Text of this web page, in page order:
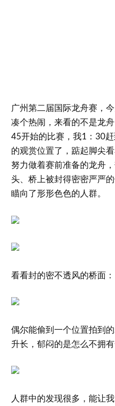
广州第二届国际龙舟赛，
凑个热闹，来看的不是龙
45开始的比赛，我1：30
的观赏位置了，踮起脚尖
努力做着赛前准备的龙舟
头、桥上被封得密密严严
瞄向了形形色色的人群。
看看封的密不透风的桥面：
偶尔能偷到一个位置拍到
升长，郁闷的是怎么不拥
人群中的发现很多，能让